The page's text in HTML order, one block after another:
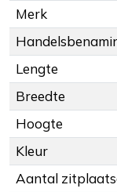
Merk
Lengte
Breedte
Hoogte
Kleur
Aantal